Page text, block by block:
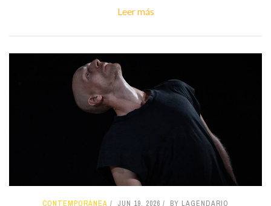
Leer más
CONTEMPORÁNEA JUN 19, 2026 BY LAGENDARIO